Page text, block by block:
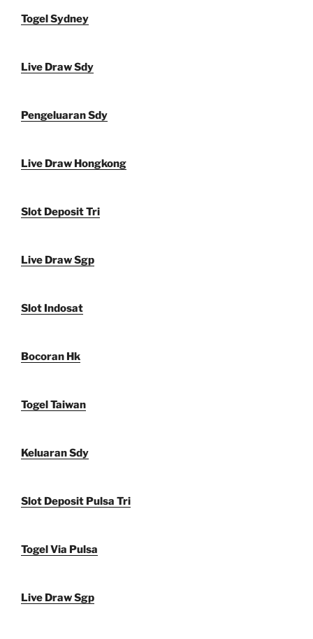
Togel Sydney
Live Draw Sdy
Pengeluaran Sdy
Live Draw Hongkong
Slot Deposit Tri
Live Draw Sgp
Slot Indosat
Bocoran Hk
Togel Taiwan
Keluaran Sdy
Slot Deposit Pulsa Tri
Togel Via Pulsa
Live Draw Sgp